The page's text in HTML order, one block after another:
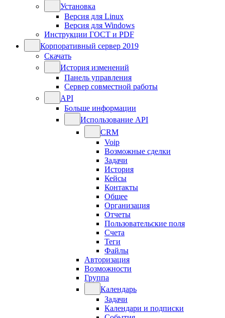
Установка
Версия для Linux
Версия для Windows
Инструкции ГОСТ и PDF
Корпоративный сервер 2019
Скачать
История изменений
Панель управления
Сервер совместной работы
API
Больше информации
Использование API
CRM
Voip
Возможные сделки
Задачи
История
Кейсы
Контакты
Общее
Организация
Отчеты
Пользовательские поля
Счета
Теги
Файлы
Авторизация
Возможности
Группа
Календарь
Задачи
Календари и подписки